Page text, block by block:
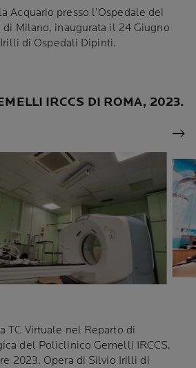
Acquario presso l’Ospedale dei
Milano, inaugurata il 24 Giugno
di Ospedali Dipinti.
IRCCS DI ROMA, 2023.
TC Virtuale nel Reparto di
del Policlinico Gemelli IRCCS,
2023. Opera di Silvio Irilli di